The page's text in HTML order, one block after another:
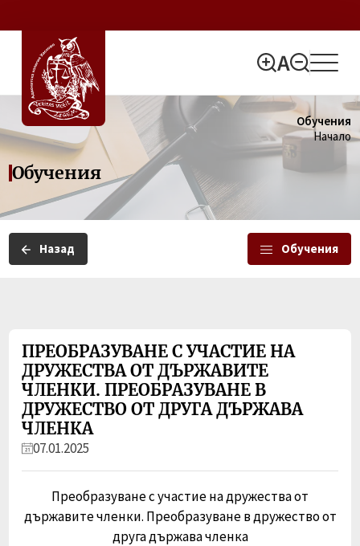
Обучения
Начало
Обучения
Назад Обучения
ПРЕОБРАЗУВАНЕ С УЧАСТИЕ НА
ДРУЖЕСТВА ОТ ДЪРЖАВИТЕ
ЧЛЕНКИ. ПРЕОБРАЗУВАНЕ В
ДРУЖЕСТВО ОТ ДРУГА ДЪРЖАВА
ЧЛЕНКА
07.01.2025
Преобразуване с участие на дружества от
държавите членки. Преобразуване в дружество от
друга държава членка